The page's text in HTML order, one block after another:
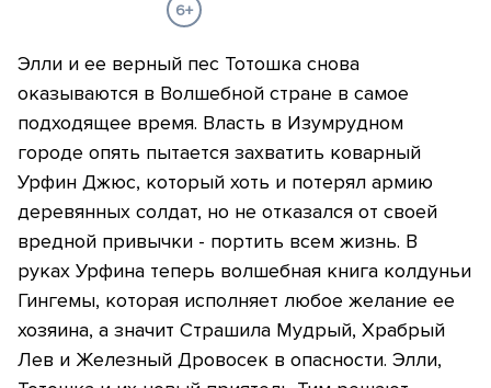
6+
Элли и ее верный пес Тотошка снова
оказываются в Волшебной стране в самое
подходящее время. Власть в Изумрудном
городе опять пытается захватить коварный
Урфин Джюс, который хоть и потерял армию
деревянных солдат, но не отказался от своей
вредной привычки - портить всем жизнь. В
руках Урфина теперь волшебная книга колдуньи
Гингемы, которая исполняет любое желание ее
хозяина, а значит Страшила Мудрый, Храбрый
Лев и Железный Дровосек в опасности. Элли,